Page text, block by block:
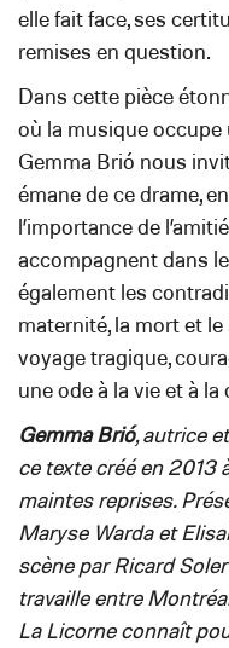
elle fait face, ses
remises en question.
Dans cette pièce
où la musique occupe
Gemma Brió nous
émane de ce drame,
l’importance de
accompagnent dans
également les
maternité, la mort et
voyage tragique,
une ode à la vie et à
Gemma Brió, autrice
ce texte créé en 2013
maintes reprises.
Maryse Warda et
scène par Ricard
travaille entre
La Licorne connaît